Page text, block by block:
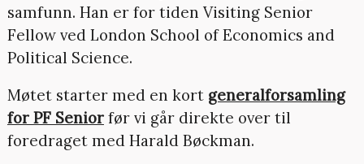
samfunn. Han er for tiden Visiting Senior
Fellow ved London School of Economics and
Political Science.
Møtet starter med en kort generalforsamling
for PF Seniorfør vi går direkte over til
foredraget med Harald Bøckman.